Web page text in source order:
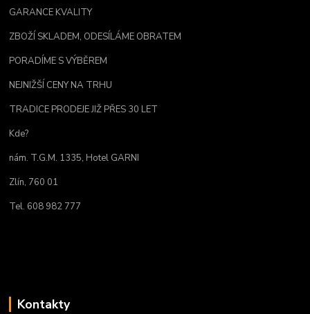
GARANCE KVALITY
ZBOŽÍ SKLADEM, ODESÍLÁME OBRATEM
PORADÍME S VÝBĚREM
NEJNIŽŠÍ CENY NA TRHU
TRADICE PRODEJE JIŽ PŘES 30 LET
Kde?
nám. T.G.M. 1335, Hotel GARNI
Zlín, 760 01
Tel. 608 982 777
Kontakty